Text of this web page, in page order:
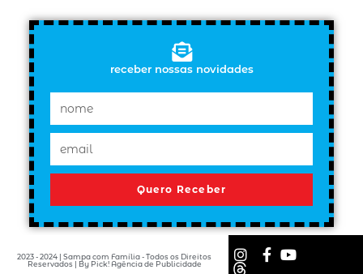
receber nossas novidades
Quero Receber
2023 - 2024 | Sampa com Família - Todos os Direitos
Reservados | By Pick! Agência de Publicidade